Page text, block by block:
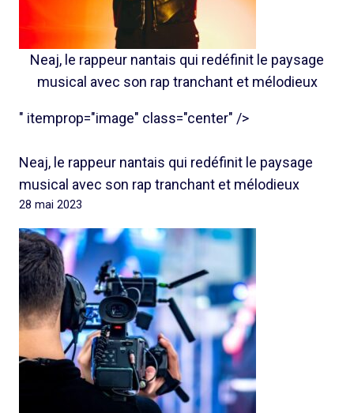
Neaj, le rappeur nantais qui redéfinit le paysage
musical avec son rap tranchant et mélodieux
" itemprop="image" class="center" />
Neaj, le rappeur nantais qui redéfinit le paysage
musical avec son rap tranchant et mélodieux
28 mai 2023